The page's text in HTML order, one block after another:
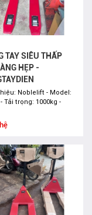
TAY SIÊU THẤP
HẸP -
Noblelift - Model:
- Tải trọng: 1000kg -